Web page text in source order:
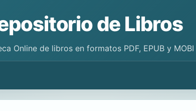
de Libros
Online de libros en formatos PDF, EPUB y MOBI